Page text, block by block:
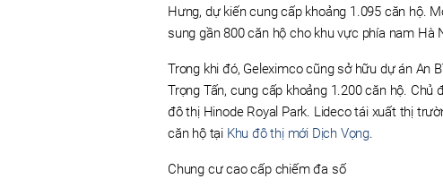
Hưng, dự kiến cung cấp khoảng 1.095 căn hộ.
sung gần 800 căn hộ cho khu vực phía nam Hà
Trong khi đó, Geleximco cũng sở hữu dự án An
Trọng Tấn, cung cấp khoảng 1.200 căn hộ.
đô thị Hinode Royal Park. Lideco tái xuất thị
căn hộ tại Khu đô thị mới Dịch Vọng.
Chung cư cao cấp chiếm đa số